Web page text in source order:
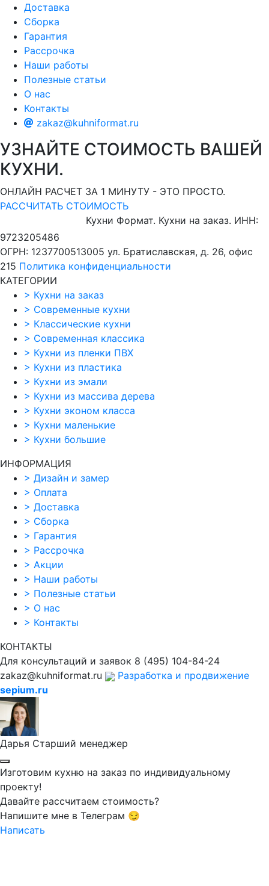
Доставка
Сборка
Гарантия
Рассрочка
Наши работы
Полезные статьи
О нас
Контакты
zakaz@kuhniformat.ru
УЗНАЙТЕ СТОИМОСТЬ ВАШЕЙ
КУХНИ.
ОНЛАЙН РАСЧЕТ ЗА 1 МИНУТУ - ЭТО ПРОСТО.
РАССЧИТАТЬ СТОИМОСТЬ
Кухни Формат. Кухни на заказ. ИНН:
9723205486
ОГРН: 1237700513005 ул. Братиславская, д. 26, офис
215 Политика конфиденциальности
КАТЕГОРИИ
> Кухни на заказ
> Современные кухни
> Классические кухни
> Современная классика
> Кухни из пленки ПВХ
> Кухни из пластика
> Кухни из эмали
> Кухни из массива дерева
> Кухни эконом класса
> Кухни маленькие
> Кухни большие
ИНФОРМАЦИЯ
> Дизайн и замер
> Оплата
> Доставка
> Сборка
> Гарантия
> Рассрочка
> Акции
> Наши работы
> Полезные статьи
> О нас
> Контакты
КОНТАКТЫ
Для консультаций и заявок 8 (495) 104-84-24
zakaz@kuhniformat.ru
Разработка и продвижение
sepium.ru
Дарья Старший менеджер
Изготовим кухню на заказ по индивидуальному
проекту!
Давайте рассчитаем стоимость?
Напишите мне в Телеграм 😏
Написать